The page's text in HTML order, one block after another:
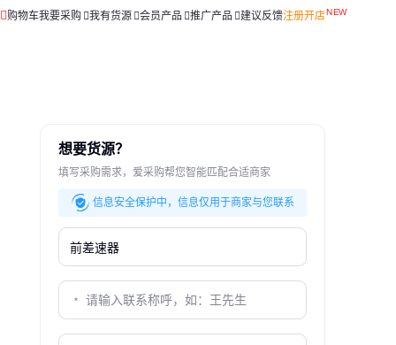
购物车我要采购 我有货源 会员产品 推广产品 建议反馈注册开店
想要货源？
填写采购需求，爱采购帮您智能匹配合适商家
信息安全保护中，信息仅用于商家与您联系